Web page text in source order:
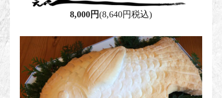
8,000円(8,640円税込)